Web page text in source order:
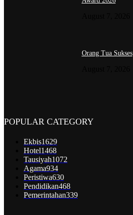
Orang Tua Sukses
POPULAR CATEGORY
Ekbis1629
Hotel1468
Tausiyah1072
Agama934
Peristiwa630
Pendidikan468
Pemerintahan339